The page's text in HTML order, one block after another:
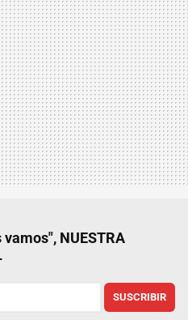
vamos", NUESTRA
SUSCRIBIR